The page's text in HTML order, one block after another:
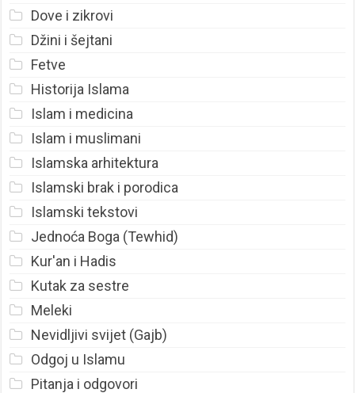
Dove i zikrovi
Džini i šejtani
Fetve
Historija Islama
Islam i medicina
Islam i muslimani
Islamska arhitektura
Islamski brak i porodica
Islamski tekstovi
Jednoća Boga (Tewhid)
Kur'an i Hadis
Kutak za sestre
Meleki
Nevidljivi svijet (Gajb)
Odgoj u Islamu
Pitanja i odgovori